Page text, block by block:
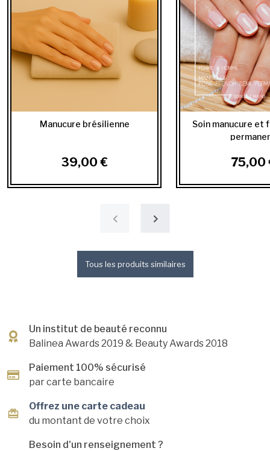
Manucure brésilienne
39,00 €
Soin manucure et
75,00
Tous les produits similaires
Un institut de beauté reconnu
Balinea Awards 2019 & Beauty Awards 2018
Paiement 100% sécurisé
par carte bancaire
Offrez une carte cadeau
du montant de votre choix
Besoin d'un renseignement ?